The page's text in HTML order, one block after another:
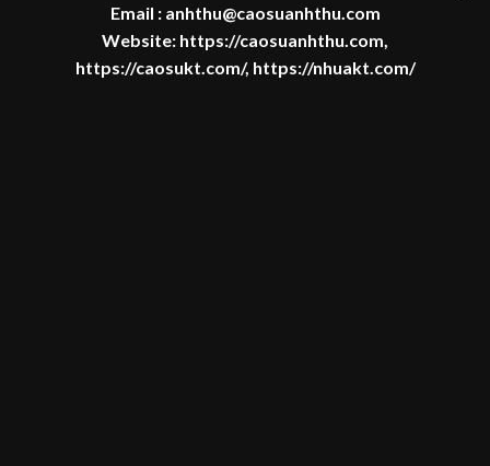
Email : anhthu@caosuanhthu.com
Website: https://caosuanhthu.com
https://caosukt.com/, https://nhuakt.com/